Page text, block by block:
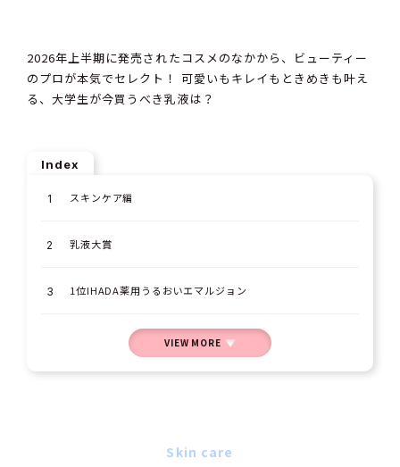
2026年上半期に発売されたコスメのなかから、ビューティー
のプロが本気でセレクト！ 可愛いもキレイもときめきも叶え
る、大学生が今買うべき乳液は？
Index
スキンケア編
乳液大賞
1位IHADA薬用うるおいエマルジョン
VIEW MORE
Skin care